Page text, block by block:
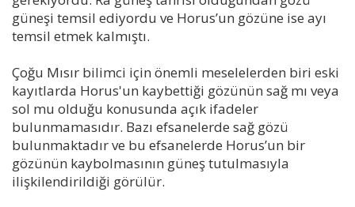
güneşi temsil ediyordu ve Horus’un gözüne ise ayı
temsil etmek kalmıştı.
Çoğu Mısır bilimci için önemli meselelerden biri eski
kayıtlarda Horus'un kaybettiği gözünün sağ mı veya
sol mu olduğu konusunda açık ifadeler
bulunmamasıdır. Bazı efsanelerde sağ gözü
bulunmaktadır ve bu efsanelerde Horus’un bir
gözünün kaybolmasının güneş tutulmasıyla
ilişkilendirildiği görülür.